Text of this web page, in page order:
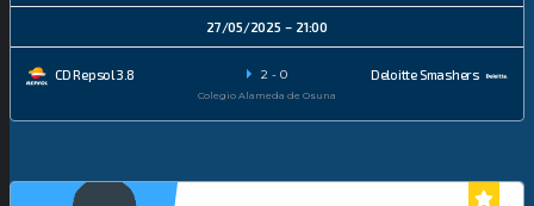
27/05/2025 21:00
CD Repsol 3.8 Deloitte Smashers
2 - 0
Colegio Alameda de Osuna